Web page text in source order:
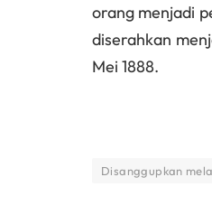
orang menjadi
diserahkan
Mei 1888.
Disanggupkan